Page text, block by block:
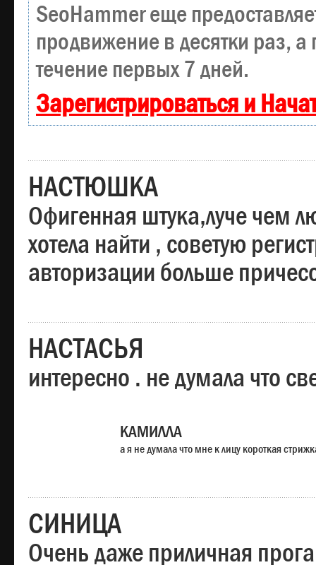
SeoHammer еще
продвижение в десятки раз, а
течение первых 7 дней.
Зарегистрироваться и
НАСТЮШКА
Офигенная штука,луче чем
хотела найти , советую
авторизации больше
НАСТАСЬЯ
интересно . не думала что
КАМИЛЛА
а я не думала что мне к лицу короткая
СИНИЦА
Очень даже приличная